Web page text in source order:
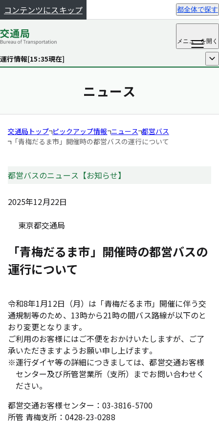
コンテンツにスキップ 都全体で探す
メニューを開く
運行情報[15:35現在] 開く
ニュース
交通局トップ ピックアップ情報 ニュース 都営バス
「青梅だるま市」開催時の都営バスの運行について
都営バスのニュース【お知らせ】
2025年12月22日
東京都交通局
「青梅だるま市」開催時の都営バスの
運行について
令和8年1月12日（月）は「青梅だるま市」開催に伴う交
通規制等のため、13時から21時の間バス路線が以下のと
おり変更となります。
ご利用のお客様にはご不便をおかけいたしますが、ご了
承いただきますようお願い申し上げます。
※運行ダイヤ等の詳細につきましては、都営交通お客様
センター及び所管営業所（支所）までお問い合わせく
ださい。
都営交通お客様センター：03-3816-5700
所管 青梅支所：0428-23-0288